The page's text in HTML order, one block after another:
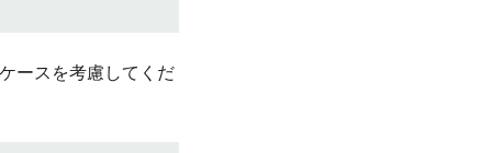
ースを考慮してくだ